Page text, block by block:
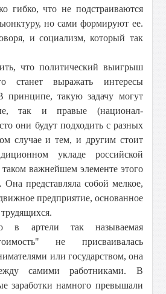
гибко, что не подстраиваются
но сами формируют ее.
и социализм, который так
что политический выигрыш
станет выражать интересы
принципе, такую задачу могут
так и правые (национал-
они будут подходить с разных
случае и тем, и другим стоит
укладе российской
важнейшем элементе этого
. Она представляла собой мелкое,
предприятие, основанное
в артели так называемая
не присваивалась
или государством, она
самими работниками. В
заработки намного превышали